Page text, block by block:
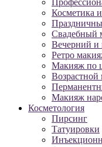
Косметика
Свадебный
Вечерний и
Ретро
Макияж по
Макияж
Косметология
Пирсинг
Татуировки